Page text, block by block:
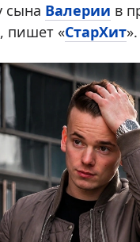
сына Валерии в
пишет «СтарХит».